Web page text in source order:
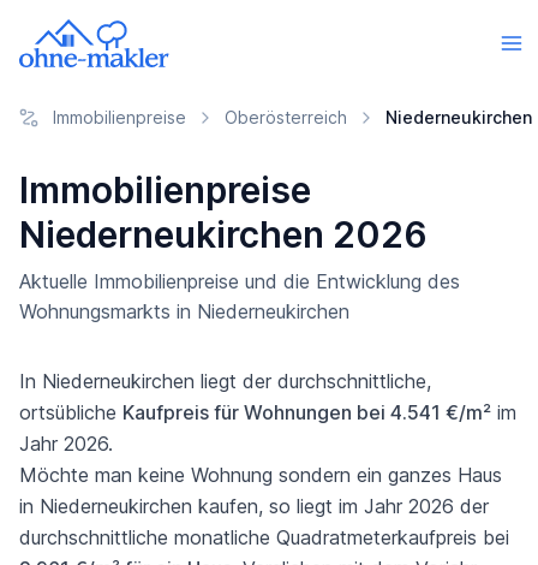
Immobilienpreise Oberösterreich Niederneukirchen
Immobilienpreise
Niederneukirchen 2026
Aktuelle Immobilienpreise und die Entwicklung des
Wohnungsmarkts in Niederneukirchen
In Niederneukirchen liegt der durchschnittliche,
ortsübliche Kaufpreis für Wohnungen bei 4.541 €/m² im
Jahr 2026.
Möchte man keine Wohnung sondern ein ganzes Haus
in Niederneukirchen kaufen, so liegt im Jahr 2026 der
durchschnittliche monatliche Quadratmeterkaufpreis bei